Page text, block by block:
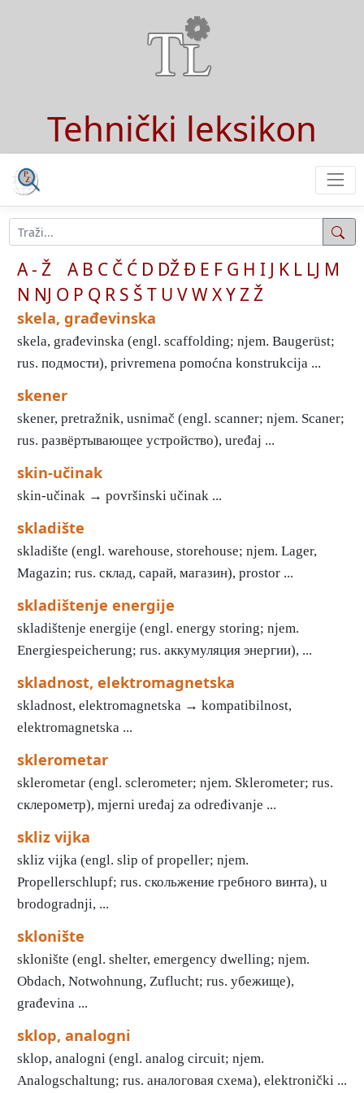
Tehnički leksikon
A - Ž A B C Č Ć D DŽĐ E F G H I J K L LJ M
N NJ O P Q R S Š T U VWXYZŽ
skela, građevinska
skela, građevinska (engl. scaffolding; njem. Baugerüst;
rus. подмости), privremena pomoćna konstrukcija ...
skener
skener, pretražnik, usnimač (engl. scanner; njem. Scaner;
rus. развёртывающее устройство), uređaj ...
skin-učinak
skin-učinak → površinski učinak ...
skladište
skladište (engl. warehouse, storehouse; njem. Lager,
Magazin; rus. склад, сарай, магазин), prostor ...
skladištenje energije
skladištenje energije (engl. energy storing; njem.
Energiespeicherung; rus. аккумуляция энергии), ...
skladnost, elektromagnetska
skladnost, elektromagnetska → kompatibilnost,
elektromagnetska ...
sklerometar
sklerometar (engl. sclerometer; njem. Sklerometer; rus.
склерометр), mjerni uređaj za određivanje ...
skliz vijka
skliz vijka (engl. slip of propeller; njem.
Propellerschlupf; rus. скольжение гребного винта), u
brodogradnji, ...
sklonište
sklonište (engl. shelter, emergency dwelling; njem.
Obdach, Notwohnung, Zuflucht; rus. убежище),
građevina ...
sklop, analogni
sklop, analogni (engl. analog circuit; njem.
Analogschaltung; rus. аналоговая схема), elektronički ...